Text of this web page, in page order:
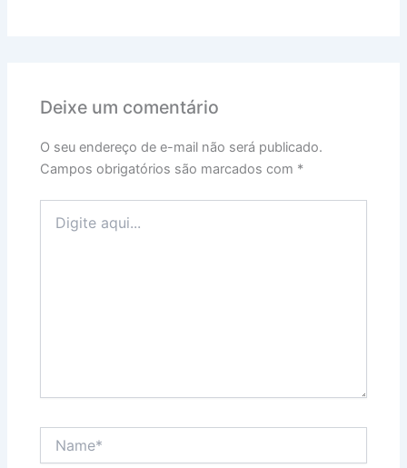
Deixe um comentário
O seu endereço de e-mail não será publicado.
Campos obrigatórios são marcados com *
aqui...